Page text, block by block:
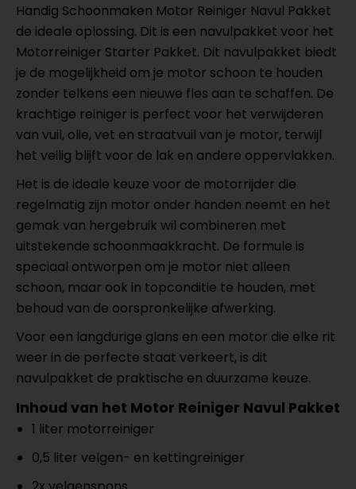
Handig Schoonmaken Motor Reiniger Navul Pakket
de ideale oplossing. Dit is een navulpakket voor het
Motorreiniger Starter Pakket. Dit navulpakket biedt
je de mogelijkheid om je motor schoon te houden
zonder telkens een nieuwe fles aan te schaffen. De
krachtige reiniger is perfect voor het verwijderen
van vuil, olie, vet en straatvuil van je motor, terwijl
het veilig blijft voor de lak en andere oppervlakken.
Het is de ideale keuze voor de motorrijder die
regelmatig zijn motor onder handen neemt en het
gemak van hergebruik wil combineren met
uitstekende schoonmaakkracht. De formule is
speciaal ontworpen om je motor niet alleen
schoon, maar ook in topconditie te houden, met
behoud van de oorspronkelijke afwerking.
Voor een langdurige glans en een motor die elke rit
weer in de perfecte staat verkeert, is dit
navulpakket de praktische en duurzame keuze.
Inhoud van het Motor Reiniger Navul Pakket
1 liter motorreiniger
0,5 liter velgen- en kettingreiniger